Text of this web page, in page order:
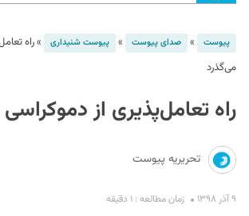
پیوست » صدای پیوست » پیوست شنیداری »راه
می‌گذرد
راه تعامل‌پذیری از
تحریریه پیوست
۹ آذر ۱۳۹۸ زمان مطالعه : ۱ دقیقه